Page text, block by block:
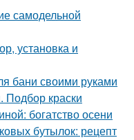
самодельной
установка и
бани своими руками
Подбор краски
богатство осени
бутылок: рецепт